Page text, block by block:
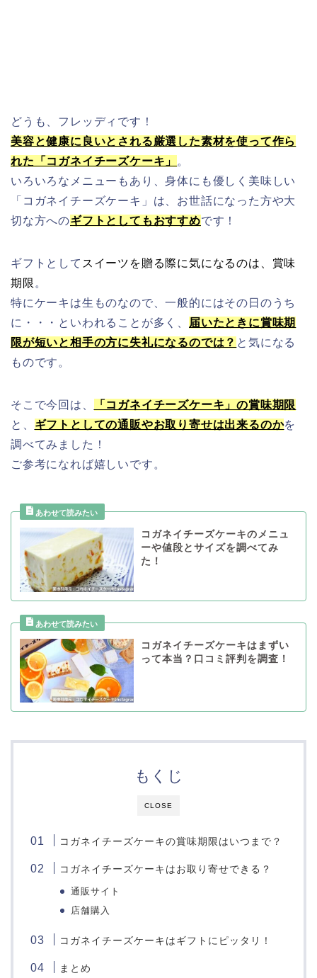
どうも、フレッディです！
美容と健康に良いとされる厳選した素材を使って作ら
れた「コガネイチーズケーキ」 。
いろいろなメニューもあり、身体にも優しく美味しい
「コガネイチーズケーキ」は、お世話になった方や大
切な方へのギフトとしてもおすすめです！
ギフトとして スイーツを贈る際に気になるのは、賞味
期限。
特にケーキは生ものなので、一般的にはその日のうち
に・・・といわれることが多く、 届いたときに賞味期
限が短いと相手の方に失礼になるのでは？ と気になる
ものです。
そこで今回は、
「コガネイチーズケーキ」の賞味期限
と、 ギフトとしての通販やお取り寄せは出来るのかを
調べてみました！
ご参考になれば嬉しいです。
コガネイチーズケーキのメニュ
ーや値段とサイズを調べてみ
た！
コガネイチーズケーキはまずい
って本当？口コミ評判を調査！
CLOSE
もくじ
コガネイチーズケーキの賞味期限はいつまで？
コガネイチーズケーキはお取り寄せできる？
通販サイト
店舗購入
コガネイチーズケーキはギフトにピッタリ！
まとめ